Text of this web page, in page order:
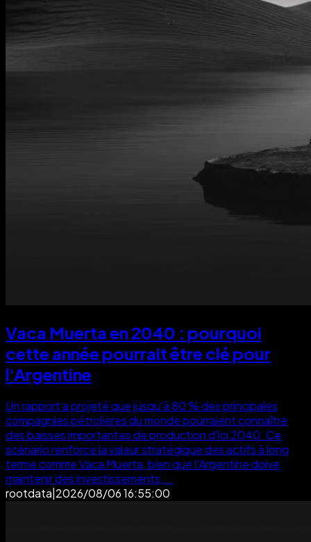
Vaca Muerta en 2040 : pourquoi
cette année pourrait être clé pour
l'Argentine
Un rapport a projeté que jusqu'à 80 % des principales
compagnies pétrolières du monde pourraient connaître
des baisses importantes de production d'ici 2040. Ce
scénario renforce la valeur stratégique des actifs à long
terme comme Vaca Muerta, bien que l'Argentine doive
maintenir des investissements,...
rootdata 2026/08/06 16:55:00